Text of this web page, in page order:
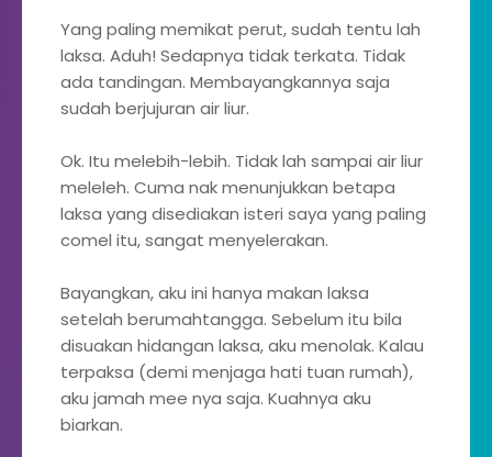
Yang paling memikat perut, sudah tentu lah
laksa. Aduh! Sedapnya tidak terkata. Tidak
ada tandingan. Membayangkannya saja
sudah berjujuran air liur.
Ok. Itu melebih-lebih. Tidak lah sampai air liur
meleleh. Cuma nak menunjukkan betapa
laksa yang disediakan isteri saya yang paling
comel itu, sangat menyelerakan.
Bayangkan, aku ini hanya makan laksa
setelah berumahtangga. Sebelum itu bila
disuakan hidangan laksa, aku menolak. Kalau
terpaksa (demi menjaga hati tuan rumah),
aku jamah mee nya saja. Kuahnya aku
biarkan.